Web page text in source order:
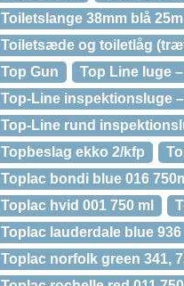
Toiletslange 38mm blå 25m
Toiletsæde og toiletlåg
Top Gun
Top Line luge
Top-Line inspektionsluge
Top-Line rund
Topbeslag ekko 2/kfp
Toplac bondi blue 016
Toplac hvid 001 750 ml
Toplac lauderdale blue 936
Toplac norfolk green 341,